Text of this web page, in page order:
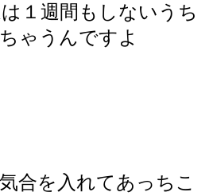
１週間もしないうち
ゃうんですよ
合を入れてあっちこ